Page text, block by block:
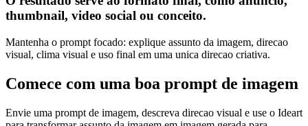
thumbnail, video social ou conceito.
Mantenha o prompt focado: explique assunto da imagem, direcao
visual, clima visual e uso final em uma unica direcao criativa.
Comece com uma boa prompt de imagem
Envie uma prompt de imagem, descreva direcao visual e use o Ideart